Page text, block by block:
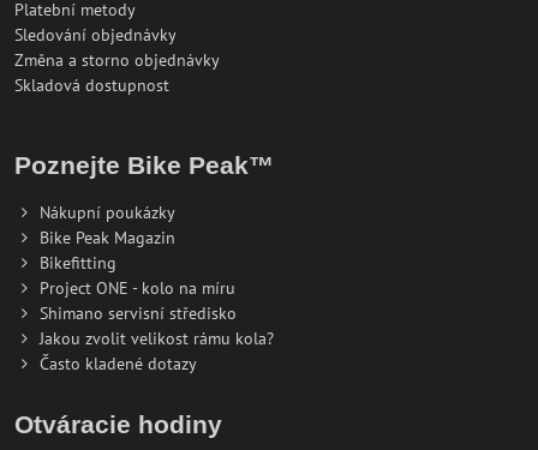
Platební metody
Sledování objednávky
Změna a storno objednávky
Skladová dostupnost
Poznejte Bike Peak™
Nákupní poukázky
Bike Peak Magazin
Bikefitting
Project ONE - kolo na míru
Shimano servisní středisko
Jakou zvolit velikost rámu kola?
Často kladené dotazy
Otváracie hodiny